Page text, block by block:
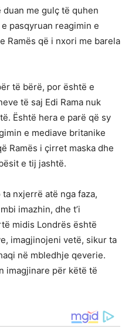
me gulç të quhen
pasqyruan reagimin e
Ramës që i nxori me barela
të bërë, por është e
të saj Edi Rama nuk
Është hera e parë që sy
e mediave britanike
Ramës i çirret maska dhe
e tij jashtë.
nxjerrë atë nga faza,
imazhin, dhe t’i
midis Londrës është
imagjinojeni vetë, sikur ta
në mbledhje qeverie.
imagjinare për këtë të